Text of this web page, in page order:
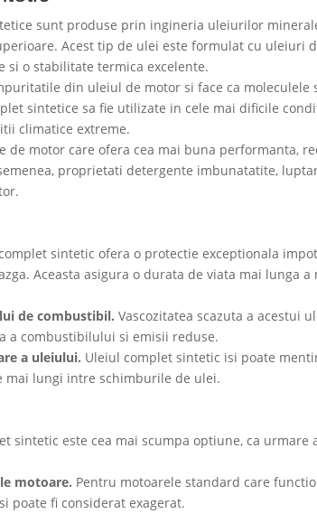
sunt produse prin ingineria uleiurilor
Acest tip de ulei este formulat cu uleiuri
si o stabilitate termica excelente.
din uleiul de motor si face ca moleculele
sintetice sa fie utilizate in cele mai dificile
climatice extreme.
motor care ofera cea mai buna performanta,
proprietati detergente imbunatatite,
sintetic ofera o protectie exceptionala
Aceasta asigura o durata de viata mai lunga
de combustibil. Vascozitatea scazuta a acestui
a combustibilului si emisii reduse.
a uleiului. Uleiul complet sintetic isi poate
mai lungi intre schimburile de ulei.
sintetic este cea mai scumpa optiune, ca urmare
motoare. Pentru motoarele standard care
poate fi considerat exagerat.